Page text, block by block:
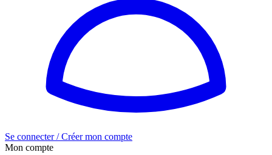
Se connecter / Créer mon compte
Mon compte